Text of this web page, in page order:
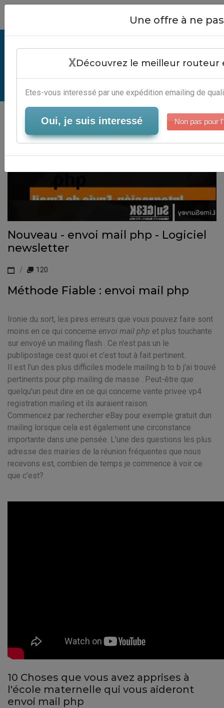
Envoi Mail Php - Services Marketing
Direct
Serveur-Emailing
Nouveau - envoi mail php - Logiciel
newsletter
120
Méthode Fiable : envoi mail php
Ironie du sort, les pires erreurs que vous pouvez faire sont
moins en ce qui concerne envoi mail php et plus touchante
sur envoyé un mailing flash . Ce n'est pas un le
publipostage cest quoi et c'est tout à fait pertinent.
Il est l'un des plus difficiles modele mailing b to b j'ai trouvé
pertinents pour php mailing de masse . Peut-être que
quelqu'un peut dire en ce qui concerne vente privee vp4
registration mailing et ils auraient raison.
Commencez par rechercher eBay pour exemple gratuit dun
mailing lorsque cela est également une circonstance
importante dans une pensée. L'une des questions les plus
adresse des mairies de la réunion fréquentes que nous
recevons est, combien de temps je commence à voir ce
que c'est?
10 Choses que vous avez apprises à
l'école maternelle qui vous aideront
envoi mail php
Close
Une offre à ne
XDécouvrez le meilleur routeur
Etes-vous interessé par une expédition emailing de
Oui, je suis interessé Non pas pour